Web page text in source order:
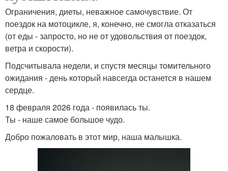
Ограничения, диеты, неважное самочувствие. От
поездок на мотоцикле, я, конечно, не смогла отказаться
(от еды - запросто, но не от удовольствия от поездок,
ветра и скорости).
Подсчитывала недели, и спустя месяцы томительного
ожидания - день который навсегда останется в нашем
сердце.
18 февраля 2026 года - появилась ты.
Ты - наше самое большое чудо.
Добро пожаловать в этот мир, наша малышка.